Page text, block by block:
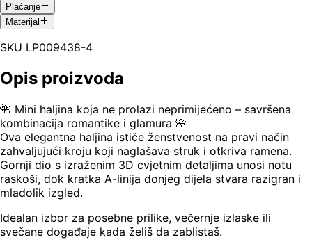
Plaćanje
Materijal
SKU LP009438-4
Opis proizvoda
🌺 Mini haljina koja ne prolazi neprimijećeno – savršena
kombinacija romantike i glamura 🌺
Ova elegantna haljina ističe ženstvenost na pravi način
zahvaljujući kroju koji naglašava struk i otkriva ramena.
Gornji dio s izraženim 3D cvjetnim detaljima unosi notu
raskoši, dok kratka A-linija donjeg dijela stvara razigran i
mladolik izgled.
Idealan izbor za posebne prilike, večernje izlaske ili
svečane događaje kada želiš da zablistaš.